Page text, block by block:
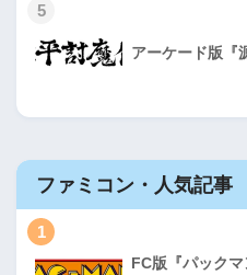
5
アーケード版『
ファミコン・人気記事
1
FC版『パック